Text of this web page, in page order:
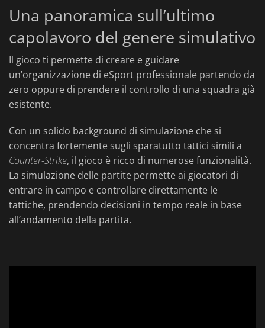
Una panoramica sull’ultimo
capolavoro del genere simulativo
Il gioco ti permette di creare e guidare
un’organizzazione di eSport professionale partendo da
zero oppure di prendere il controllo di una squadra già
esistente.
Con un solido background di simulazione che si
concentra fortemente sugli sparatutto tattici simili a
Counter-Strike, il gioco è ricco di numerose funzionalità.
La simulazione delle partite permette ai giocatori di
entrare in campo e controllare direttamente le
tattiche, prendendo decisioni in tempo reale in base
all’andamento della partita.